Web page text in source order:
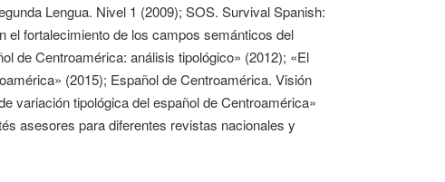
Lengua. Nivel 1 (2009); SOS. Survival Spanish:
el fortalecimiento de los campos semánticos del
de Centroamérica: análisis tipológico» (2012); «El
(2015); Español de Centroamérica. Visión
variación tipológica del español de Centroamérica»
asesores para diferentes revistas nacionales y